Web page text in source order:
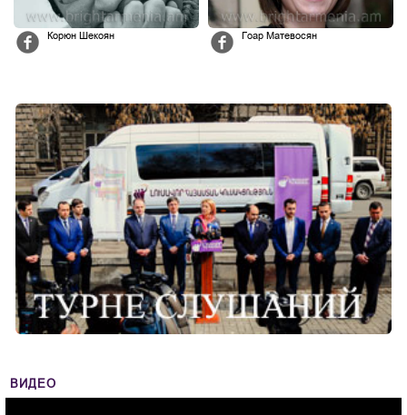
Корюн Шекоян Гоар Матевосян
ВИДЕО